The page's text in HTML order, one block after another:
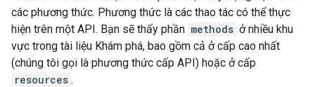
các phương thức. Phương thức là các thao tác có thể thực
hiện trên một API. Bạn sẽ thấy phần methods ở nhiều khu
vực trong tài liệu Khám phá, bao gồm cả ở cấp cao nhất
(chúng tôi gọi là phương thức cấp API) hoặc ở cấp
resources .